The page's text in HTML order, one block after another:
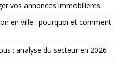
vos annonces immobilières
en ville : pourquoi et comment
: analyse du secteur en 2026